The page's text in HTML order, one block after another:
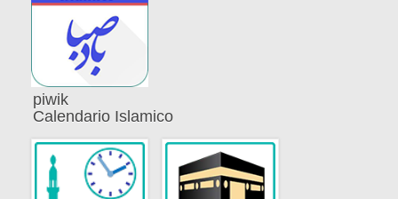
piwik
Calendario Islamico